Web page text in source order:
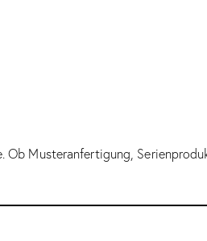
Musteranfertigung,